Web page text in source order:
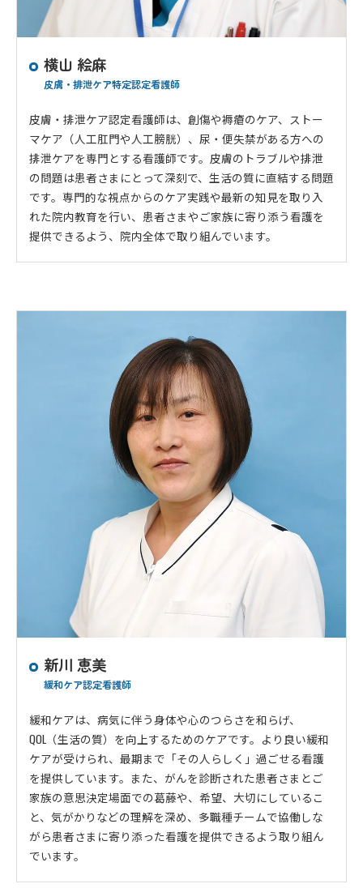
横山 絵麻
皮膚・排泄ケア特定認定看護師
皮膚・排泄ケア認定看護師は、創傷や褥瘡のケア、ストー
マケア（人工肛門や人工膀胱）、尿・便失禁がある方への
排泄ケアを専門とする看護師です。皮膚のトラブルや排泄
の問題は患者さまにとって深刻で、生活の質に直結する問題
です。専門的な視点からのケア実践や最新の知見を取り入
れた院内教育を行い、患者さまやご家族に寄り添う看護を
提供できるよう、院内全体で取り組んでいます。
新川 恵美
緩和ケア認定看護師
緩和ケアは、病気に伴う身体や心のつらさを和らげ、
QOL（生活の質）を向上するためのケアです。より良い緩和
ケアが受けられ、最期まで「その人らしく」過ごせる看護
を提供しています。また、がんを診断された患者さまとご
家族の意思決定場面での葛藤や、希望、大切にしているこ
と、気がかりなどの理解を深め、多職種チームで協働しな
がら患者さまに寄り添った看護を提供できるよう取り組ん
でいます。